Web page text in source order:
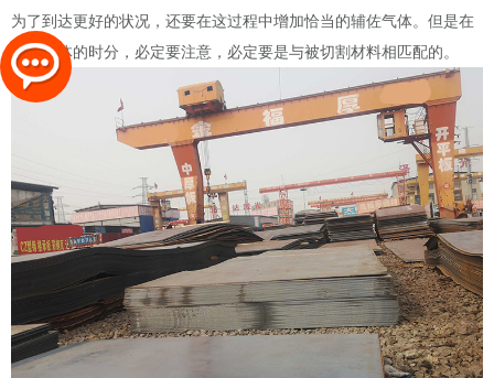
为了到达更好的状况，还要在这过程中增加恰当的辅佐气体。但是在
选用气体的时分，必定要注意，必定要是与被切割材料相匹配的。